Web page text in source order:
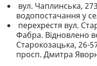
вул. Чаплинська,
водопостачання у
перехрестя вул.
Фабра. Відновлено
Старокозацька, 26-
просп. Дмитра